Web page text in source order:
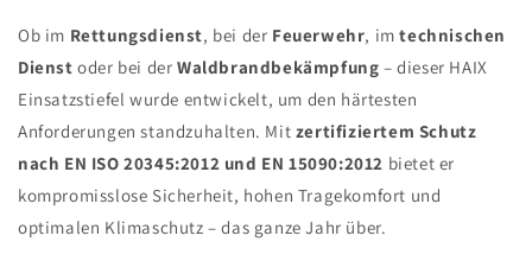
Ob im Rettungsdienst, bei der Feuerwehr, imtechnischen
Dienst oder bei derWaldbrandbekämpfung – dieser HAIX
Einsatzstiefel wurde entwickelt, um den härtesten
Anforderungen standzuhalten. Mit zertifiziertem Schutz
nach EN ISO 20345:2012 und EN 15090:2012 bietet er
kompromisslose Sicherheit, hohen Tragekomfort und
optimalen Klimaschutz – das ganze Jahr über.